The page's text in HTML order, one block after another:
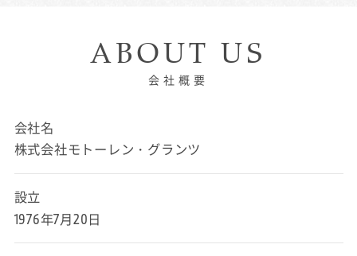
大切なのは「お客様とコツコツと信頼関係を気付い
それって実は、「お客様との約束を守る」など、基
本的な事の積み重ねなのです。
信頼関係ができると、お仕事の話や、ご家族の話な
ど、お客様からして頂けるようになります。
お客様BMWファンがほとんど。
ABOUT US
会社概要
会社名
株式会社モトーレン・グランツ
設立
1976年7月20日